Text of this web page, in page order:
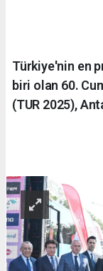
Türkiye'nin en
biri olan 60.
(TUR 2025),